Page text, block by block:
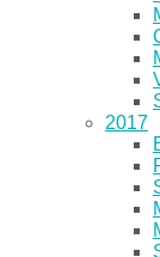
2017